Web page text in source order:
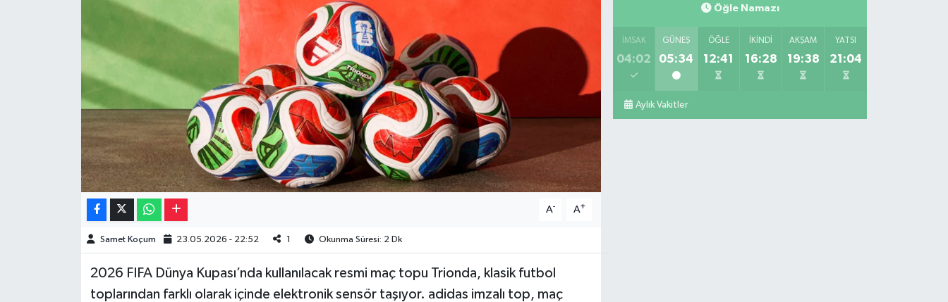
A- A+
Samet Koçum 23.05.2026 - 22:52 Okunma Süresi: 2 Dk
2026 FIFA Dünya Kupası’nda kullanılacak resmi maç topu Trionda, klasik futbol
toplarından farklı olarak içinde elektronik sensör taşıyor. adidas imzalı top, maç
Öğle Namazı
İMSAK
04:02
GÜNEŞ
05:34
ÖĞLE
12:41
İKINDI
16:28
AKŞAM
19:38
YATSI
21:04
Aylık Vakitler
Resmi İlanlar
Sinemalar
Teknoloji